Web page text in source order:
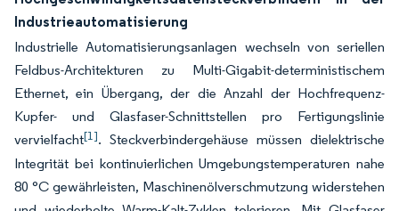
Industrieautomatisierung
Industrielle Automatisierungsanlagen wechseln von seriellen
Feldbus-Architekturen zu Multi-Gigabit-deterministischem
Ethernet, ein Übergang, der die Anzahl der Hochfrequenz-
Kupfer- und Glasfaser-Schnittstellen pro Fertigungslinie
vervielfacht[1]. Steckverbindergehäuse müssen dielektrische
Integrität bei kontinuierlichen Umgebungstemperaturen nahe
80 °C gewährleisten, Maschinenölverschmutzung widerstehen